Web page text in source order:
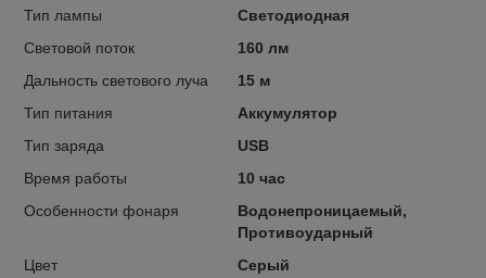
Тип лампы
Светодиодная
Световой поток
160 лм
Дальность светового луча
15 м
Тип питания
Аккумулятор
Тип заряда
USB
Время работы
10 час
Особенности фонаря
Водонепроницаемый,
Противоударный
Цвет
Серый